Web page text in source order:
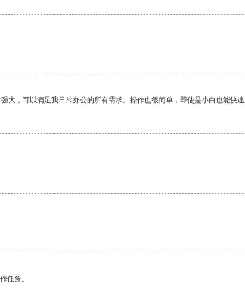
，可以满足我日常办公的所有需求。操作也很简单，即使是小白也能快速
任务。